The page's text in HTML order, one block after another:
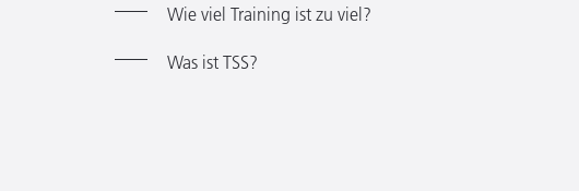
Wie viel Training ist zu viel?
Was ist TSS?